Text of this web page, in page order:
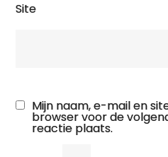
Site
Mijn naam, e-mail en
browser voor de
reactie plaats.